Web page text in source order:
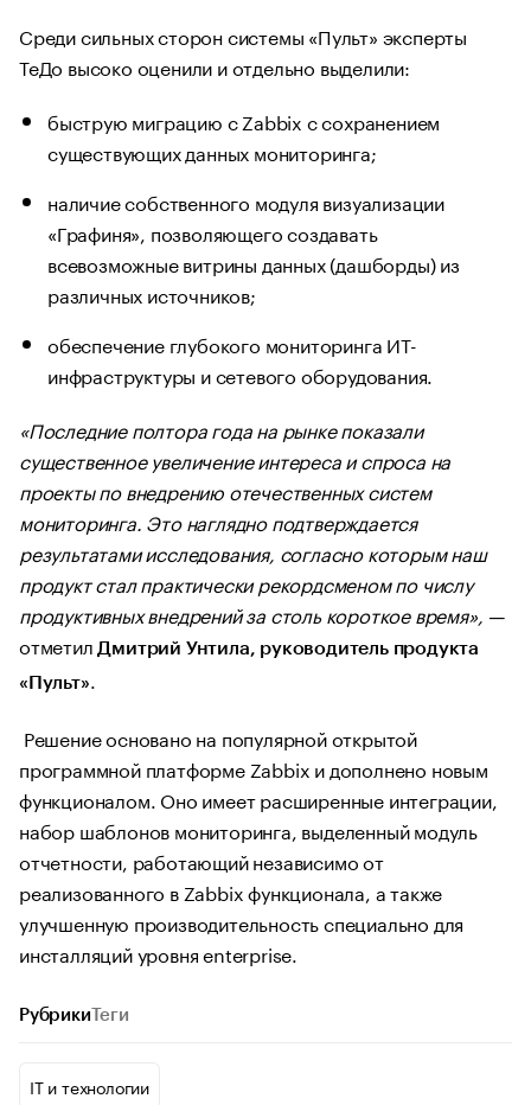
Среди сильных сторон системы «Пульт» эксперты
ТеДо высоко оценили и отдельно выделили:
быструю миграцию с Zabbix с сохранением
существующих данных мониторинга;
наличие собственного модуля визуализации
«Графиня», позволяющего создавать
всевозможные витрины данных (дашборды) из
различных источников;
обеспечение глубокого мониторинга ИТ-
инфраструктуры и сетевого оборудования.
«Последние полтора года на рынке показали
существенное увеличение интереса и спроса на
проекты по внедрению отечественных систем
мониторинга. Это наглядно подтверждается
результатами исследования, согласно которым наш
продукт стал практически рекордсменом по числу
продуктивных внедрений за столь короткое время», —
отметил Дмитрий Унтила, руководитель продукта
«Пульт».
Решение основано на популярной открытой
программной платформе Zabbix и дополнено новым
функционалом. Оно имеет расширенные интеграции,
набор шаблонов мониторинга, выделенный модуль
отчетности, работающий независимо от
реализованного в Zabbix функционала, а также
улучшенную производительность специально для
инсталляций уровня enterprise.
Рубрики Теги
IT и технологии